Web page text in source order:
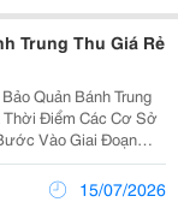
Trung Thu Giá Rẻ
Quản Bánh Trung
Vào Giai Đoạn
Vào Nguyên Liệu Và
Bảo Quản Cũng...
15/07/2026